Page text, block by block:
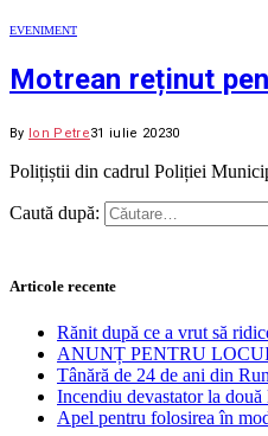
EVENIMENT
Motrean reținut
By Ion Petre31 iulie 20230
Polițiștii din cadrul Poliției
Caută după:
Articole recente
Rănit după ce a vrut să
ANUNȚ PENTRU
Tânără de 24 de ani din
Incendiu devastator la
Apel pentru folosirea în